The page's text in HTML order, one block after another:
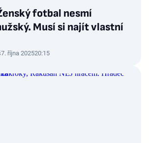
fotbal nesmí
Musí si najít vlastní
7. října 202520:15